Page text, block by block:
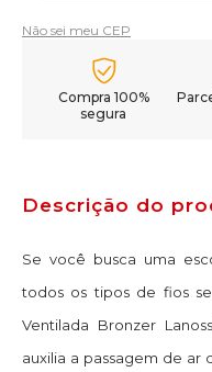
Não sei meu CEP
Compra 100%
segura
Descrição do
Se você busca uma
todos os tipos de fios
Ventilada Bronzer
auxilia a passagem de ar